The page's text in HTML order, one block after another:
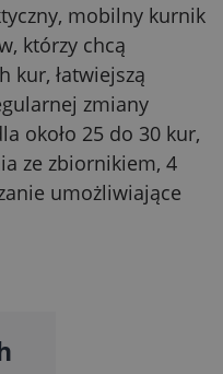
mobilny kurnik
którzy chcą
kur, łatwiejszą
zmiany
około 25 do 30 kur,
ze zbiornikiem, 4
umożliwiające